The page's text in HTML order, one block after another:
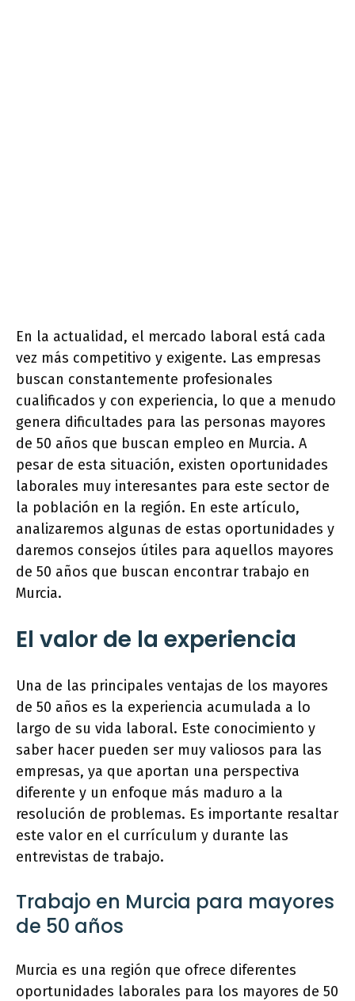
En la actualidad, el mercado laboral está cada
vez más competitivo y exigente. Las empresas
buscan constantemente profesionales
cualificados y con experiencia, lo que a menudo
genera dificultades para las personas mayores
de 50 años que buscan empleo en Murcia. A
pesar de esta situación, existen oportunidades
laborales muy interesantes para este sector de
la población en la región. En este artículo,
analizaremos algunas de estas oportunidades y
daremos consejos útiles para aquellos mayores
de 50 años que buscan encontrar trabajo en
Murcia.
El valor de la experiencia
Una de las principales ventajas de los mayores
de 50 años es la experiencia acumulada a lo
largo de su vida laboral. Este conocimiento y
saber hacer pueden ser muy valiosos para las
empresas, ya que aportan una perspectiva
diferente y un enfoque más maduro a la
resolución de problemas. Es importante resaltar
este valor en el currículum y durante las
entrevistas de trabajo.
Trabajo en Murcia para mayores
de 50 años
Murcia es una región que ofrece diferentes
oportunidades laborales para los mayores de 50